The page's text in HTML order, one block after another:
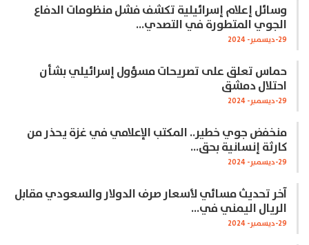
وسائل إعلام إسرائيلية تكشف فشل منظومات الدفاع
الجوي المتطورة في التصدي…
29-ديسمبر- 2024
حماس تعلق على تصريحات مسؤول إسرائيلي بشأن
احتلال دمشق
29-ديسمبر- 2024
منخفض جوي خطير.. المكتب الإعلامي في غزة يحذر من
كارثة إنسانية بحق…
29-ديسمبر- 2024
آخر تحديث مسائي لأسعار صرف الدولار والسعودي مقابل
الريال اليمني في…
29-ديسمبر- 2024